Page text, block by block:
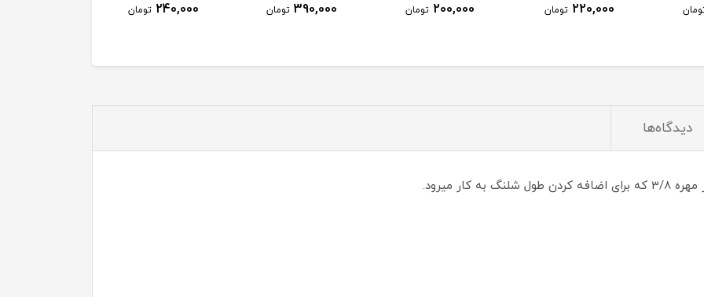
220,000 تومان 200,000 تومان 390,000 تومان 240,000 تومان
دیدگاه‌ها